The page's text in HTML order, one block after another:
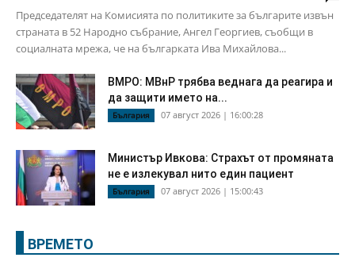
Председателят на Комисията по политиките за българите извън
страната в 52 Народно събрание, Ангел Георгиев, съобщи в
социалната мрежа, че на българката Ива Михайлова...
ВМРО: МВнР трябва веднага да реагира и
да защити името на...
България 07 август 2026 | 16:00:28
Министър Ивкова: Страхът от промяната
не е излекувал нито един пациент
България 07 август 2026 | 15:00:43
ВРЕМЕТО